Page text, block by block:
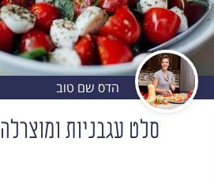
הדס שם טוב
סלט עגבניות ומוצרלה